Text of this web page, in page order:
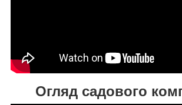
Огляд садового